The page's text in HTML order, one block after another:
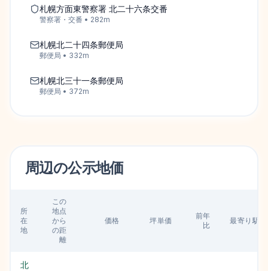
札幌方面東警察署 北二十六条交番
警察署・交番 • 282m
札幌北二十四条郵便局
郵便局 • 332m
札幌北三十一条郵便局
郵便局 • 372m
周辺の公示地価
所
在
地
この
地点
から
の距
離
価格 坪単価
前年
比
最寄り駅
北